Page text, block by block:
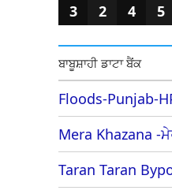
3 2 4 5
ਬਾਬੂਸ਼ਾਹੀ ਡਾਟਾ ਬੈਂਕ
Floods-Punjab-
Mera Khazana -
Taran Taran